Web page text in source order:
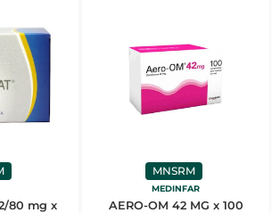
80 mg x
MNSRM
MEDINFAR
AERO-OM 42 MG x 100